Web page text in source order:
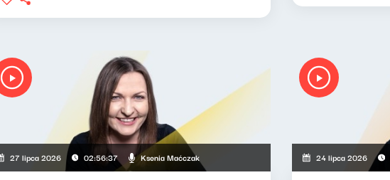
27 lipca 2026 02:56:37 Ksenia Maćczak 24 lipca 2026